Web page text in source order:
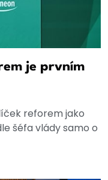
je prvním
reforem jako
šéfa vlády samo o